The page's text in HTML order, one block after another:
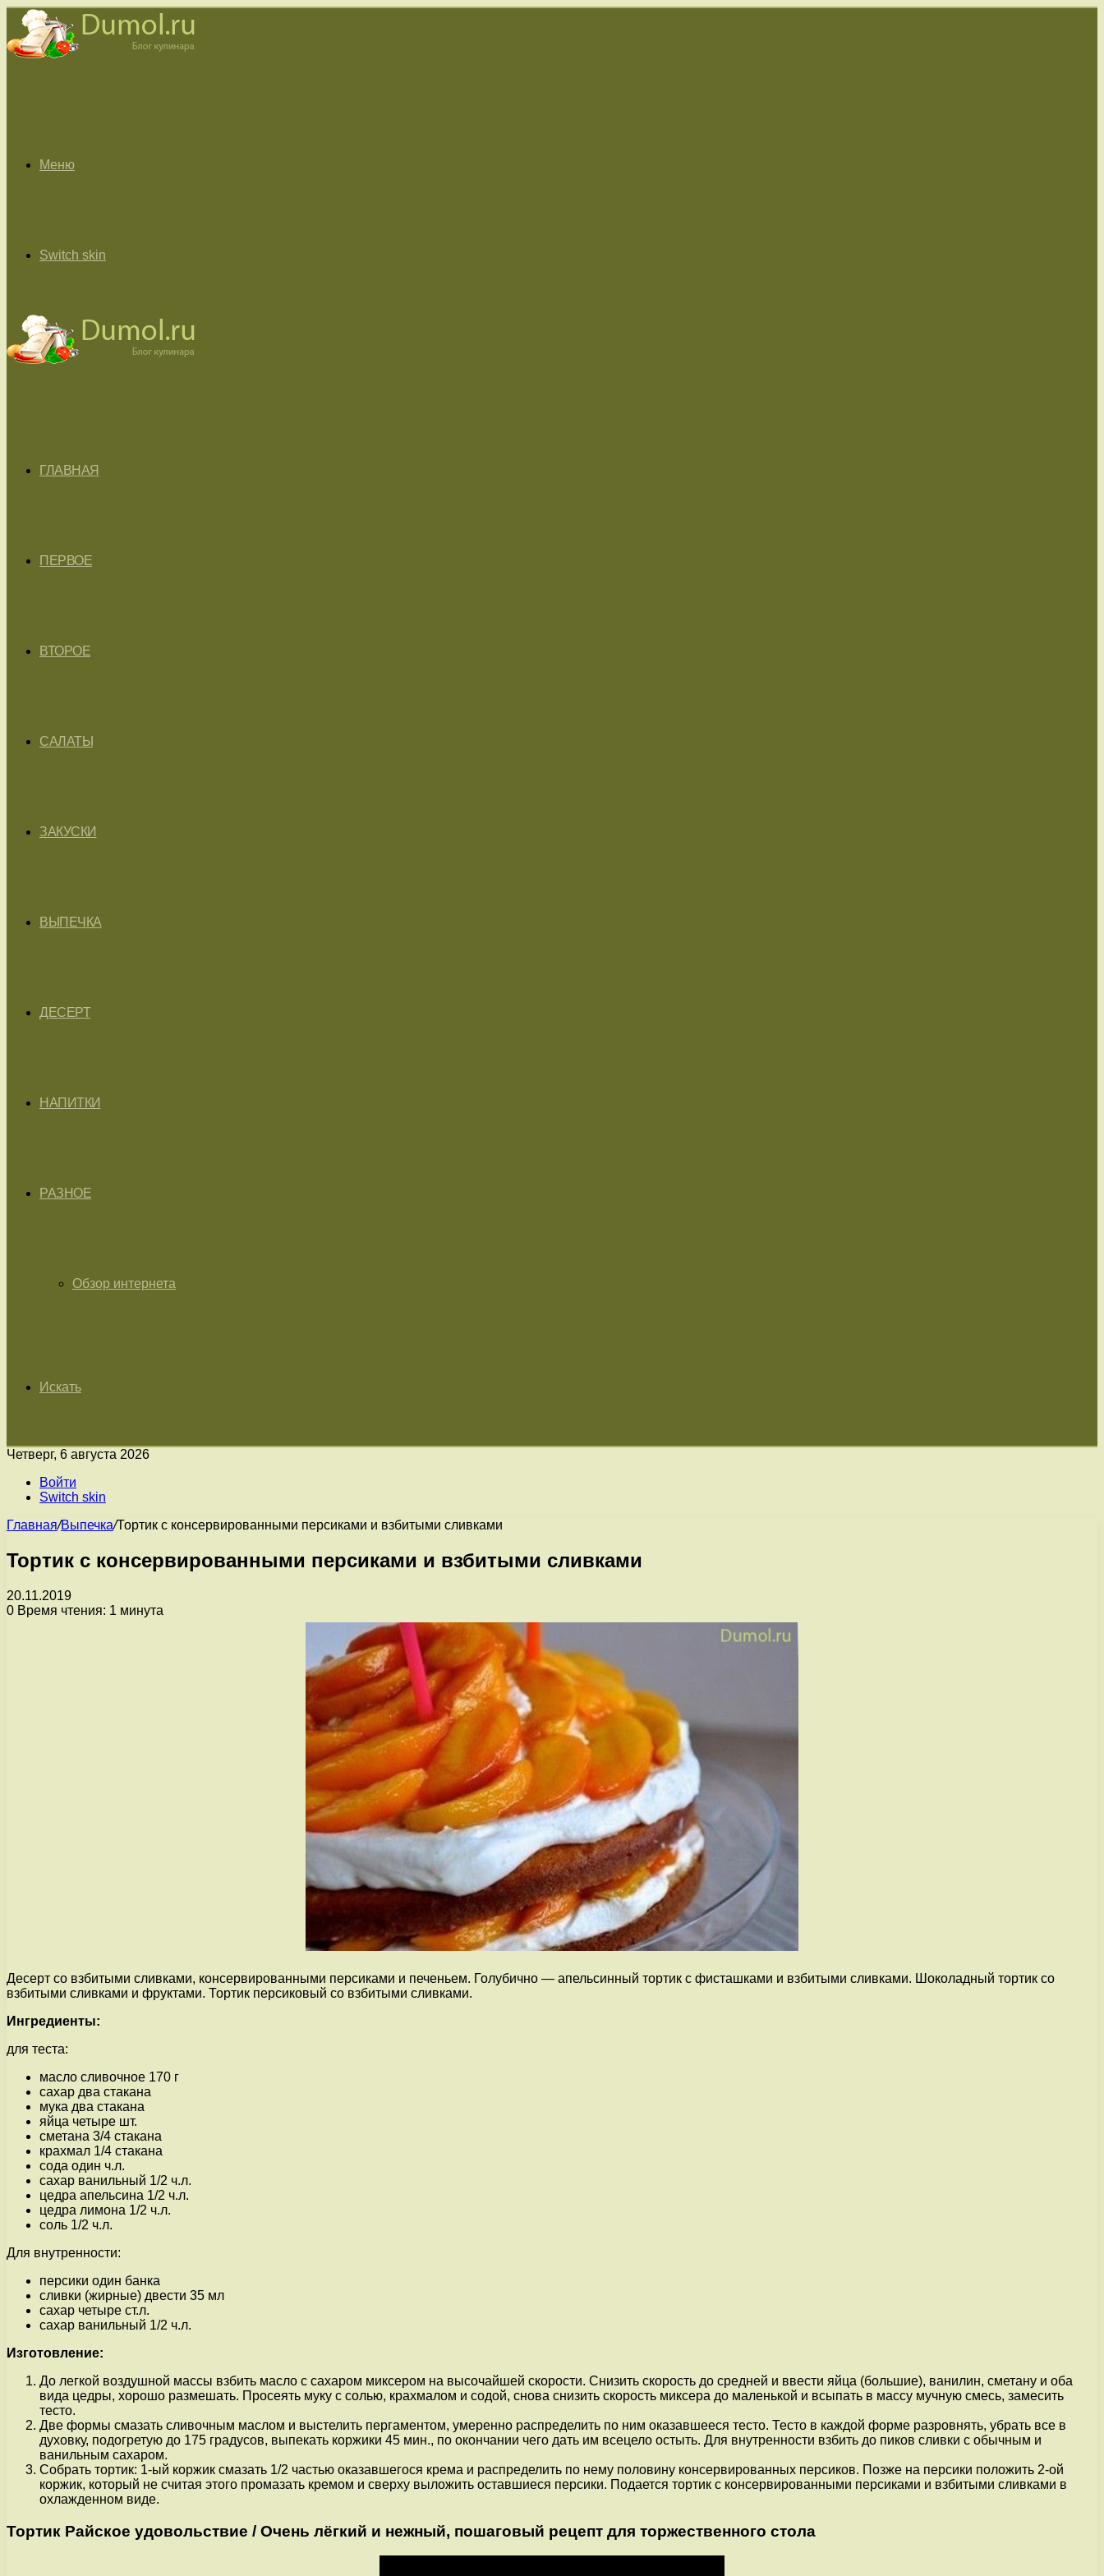
Меню
Switch skin
ГЛАВНАЯ
ПЕРВОЕ
ВТОРОЕ
САЛАТЫ
ЗАКУСКИ
ВЫПЕЧКА
ДЕСЕРТ
НАПИТКИ
РАЗНОЕ
Обзор интернета
Искать
Четверг, 6 августа 2026
Войти
Switch skin
Главная/Выпечка/Тортик с консервированными персиками и взбитыми сливками
Тортик с консервированными персиками и взбитыми сливками
20.11.2019
0 Время чтения: 1 минута
Десерт со взбитыми сливками, консервированными персиками и печеньем. Голубично — апельсинный тортик с фисташками и взбитыми сливками. Шоколадный тортик со
взбитыми сливками и фруктами. Тортик персиковый со взбитыми сливками.
Ингредиенты:
для теста:
масло сливочное 170 г
сахар два стакана
мука два стакана
яйца четыре шт.
сметана 3/4 стакана
крахмал 1/4 стакана
сода один ч.л.
сахар ванильный 1/2 ч.л.
цедра апельсина 1/2 ч.л.
цедра лимона 1/2 ч.л.
соль 1/2 ч.л.
Для внутренности:
персики один банка
сливки (жирные) двести 35 мл
сахар четыре ст.л.
сахар ванильный 1/2 ч.л.
Изготовление:
До легкой воздушной массы взбить масло с сахаром миксером на высочайшей скорости. Снизить скорость до средней и ввести яйца (большие), ванилин, сметану и оба
вида цедры, хорошо размешать. Просеять муку с солью, крахмалом и содой, снова снизить скорость миксера до маленькой и всыпать в массу мучную смесь, замесить
тесто.
Две формы смазать сливочным маслом и выстелить пергаментом, умеренно распределить по ним оказавшееся тесто. Тесто в каждой форме разровнять, убрать все в
духовку, подогретую до 175 градусов, выпекать коржики 45 мин., по окончании чего дать им всецело остыть. Для внутренности взбить до пиков сливки с обычным и
ванильным сахаром.
Собрать тортик: 1-ый коржик смазать 1/2 частью оказавшегося крема и распределить по нему половину консервированных персиков. Позже на персики положить 2-ой
коржик, который не считая этого промазать кремом и сверху выложить оставшиеся персики. Подается тортик с консервированными персиками и взбитыми сливками в
охлажденном виде.
Тортик Райское удовольствие / Очень лёгкий и нежный, пошаговый рецепт для торжественного стола